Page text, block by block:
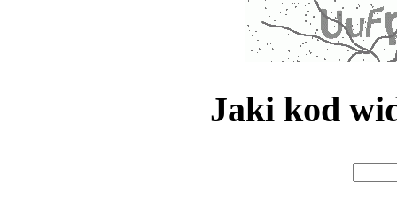
Jaki kod